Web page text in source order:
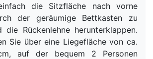
die Sitzfläche nach vorne
der geräumige Bettkasten zu
die Rückenlehne herunterklappen.
Sie über eine Liegefläche von ca.
auf der bequem 2 Personen